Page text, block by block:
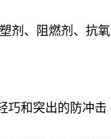
剂、阻燃剂、抗氧
巧和突出的防冲击